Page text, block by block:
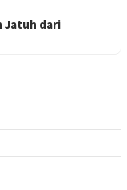
Jatuh dari